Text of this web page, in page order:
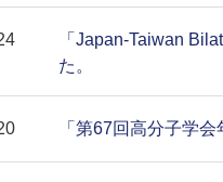
「Japan-Taiwan
た。
「第67回高分子学